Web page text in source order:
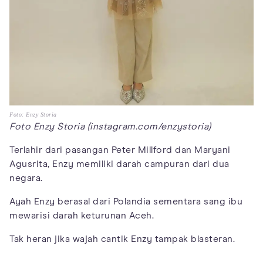
Foto: Enzy Storia
Foto Enzy Storia (instagram.com/enzystoria)
Terlahir dari pasangan Peter Millford dan Maryani
Agusrita, Enzy memiliki darah campuran dari dua
negara.
Ayah Enzy berasal dari Polandia sementara sang ibu
mewarisi darah keturunan Aceh.
Tak heran jika wajah cantik Enzy tampak blasteran.